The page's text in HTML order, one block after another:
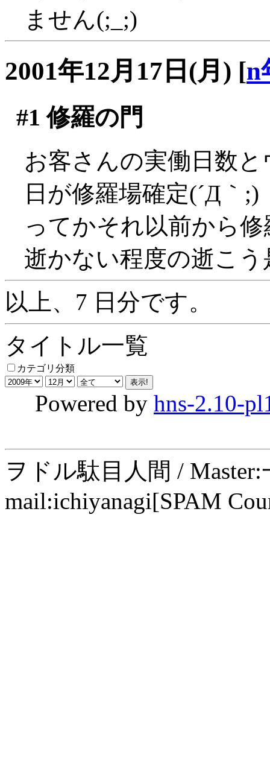
ません(;_;)
2001年12月17日(月) [n
#1 修羅の門
お客さんの実働日数
日が修羅場確定(´Д｀;)
ってかそれ以前から
逝かない程度の逝こう
以上、7 日分です。
タイトル一覧
カテゴリ分類
Powered by hns-2.10-
ヲドル駄目人間 /
mail:ichiyanagi[SPAM